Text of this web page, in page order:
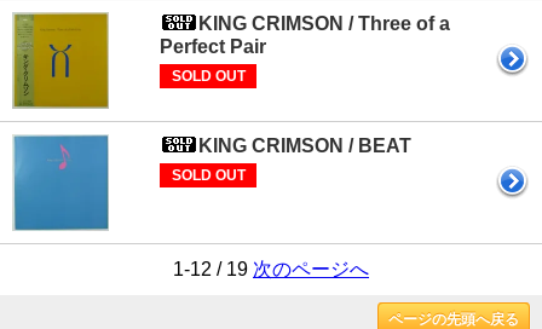
KING CRIMSON / Three of a
Perfect Pair
SOLD OUT
KING CRIMSON / BEAT
SOLD OUT
1-12 / 19 次のページへ
ページの先頭へ戻る